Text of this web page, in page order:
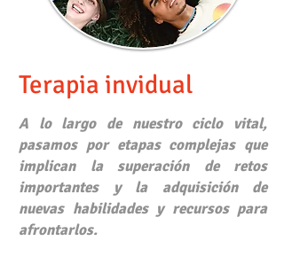
Terapia invidual
A lo largo de nuestro ciclo vital,
pasamos por etapas complejas que
implican la superación de retos
importantes y la adquisición de
nuevas habilidades y recursos para
afrontarlos.